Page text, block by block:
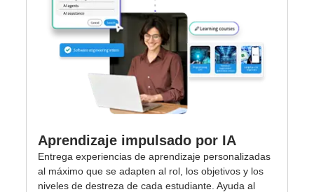
Aprendizaje impulsado por IA
Entrega experiencias de aprendizaje personalizadas
al máximo que se adapten al rol, los objetivos y los
niveles de destreza de cada estudiante. Ayuda al